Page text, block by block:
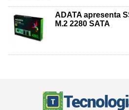
ADATA apresenta
M.2 2280 SATA